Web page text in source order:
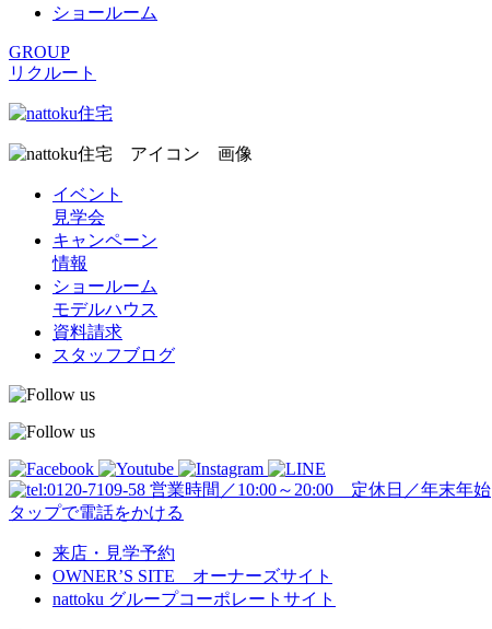
ショールーム
GROUP
リクルート
イベント
見学会
キャンペーン
情報
ショールーム
モデルハウス
資料請求
スタッフブログ
営業時間／10:00～20:00 定休日／年末年始
タップで電話をかける
来店・見学予約
OWNER’S SITE オーナーズサイト
nattoku グループコーポレートサイト